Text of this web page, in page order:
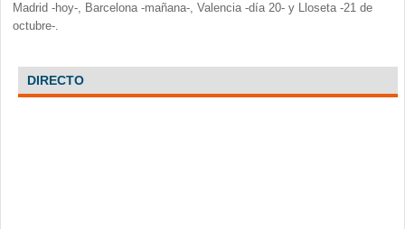
Madrid -hoy-, Barcelona -mañana-, Valencia -día 20- y Lloseta -21 de
octubre-.
DIRECTO